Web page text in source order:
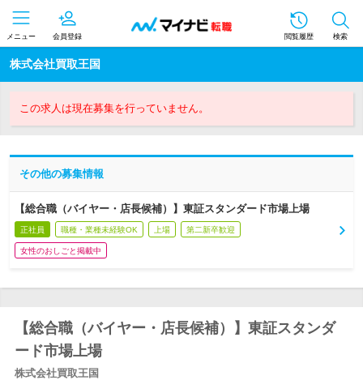
メニュー 会員登録 閲覧履歴 検索
株式会社買取王国
この求人は現在募集を行っていません。
その他の募集情報
【総合職（バイヤー・店長候補）】東証スタンダード市場上場
正社員 職種・業種未経験OK 上場 第二新卒歓迎
女性のおしごと掲載中
【総合職（バイヤー・店長候補）】東証スタンダ
ード市場上場
株式会社買取王国